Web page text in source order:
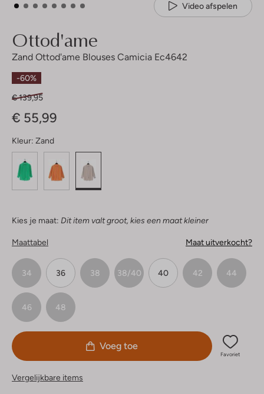
Video afspelen
Ottod'ame
Zand Ottod'ame Blouses Camicia Ec4642
-60%
€ 139,95
€ 55,99
Kleur: Zand
Kies je maat: Dit item valt groot, kies een maat kleiner
Maattabel Maat uitverkocht?
34 36 38 38/40 40 42 44
46 48
Voeg toe
Favoriet
Vergelijkbare items